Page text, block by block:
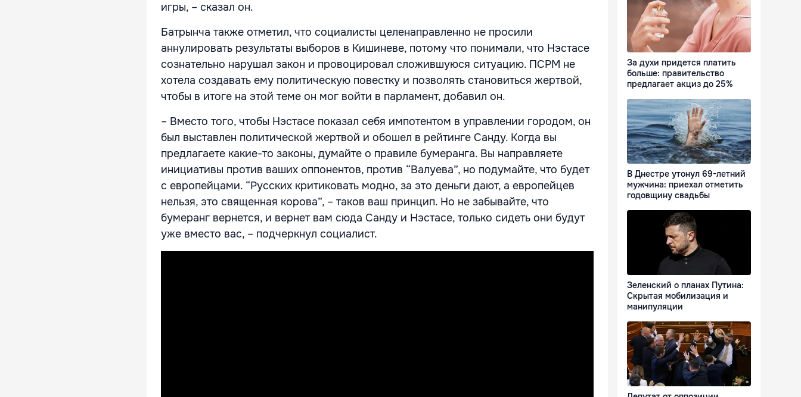
игры, – сказал он.
Батрынча также отметил, что социалисты целенаправленно не просили
аннулировать результаты выборов в Кишиневе, потому что понимали, что Нэстасе
сознательно нарушал закон и провоцировал сложившуюся ситуацию. ПСРМ не
хотела создавать ему политическую повестку и позволять становиться жертвой,
чтобы в итоге на этой теме он мог войти в парламент, добавил он.
– Вместо того, чтобы Нэстасе показал себя импотентом в управлении городом, он
был выставлен политической жертвой и обошел в рейтинге Санду. Когда вы
предлагаете какие-то законы, думайте о правиле бумеранга. Вы направляете
инициативы против ваших оппонентов, против “Валуева”, но подумайте, что будет
с европейцами. “Русских критиковать модно, за это деньги дают, а европейцев
нельзя, это священная корова”, – таков ваш принцип. Но не забывайте, что
бумеранг вернется, и вернет вам сюда Санду и Нэстасе, только сидеть они будут
уже вместо вас, – подчеркнул социалист.
За духи придется платить
больше: правительство
предлагает акциз до 25%
В Днестре утонул 69-летний
мужчина: приехал отметить
годовщину свадьбы
Зеленский о планах Путина:
Скрытая мобилизация и
манипуляции